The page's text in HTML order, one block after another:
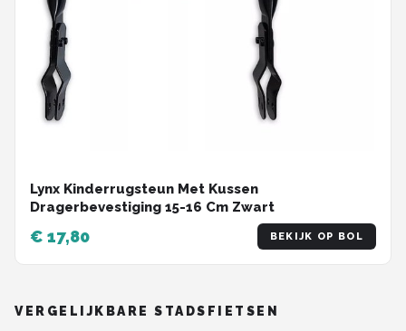
Lynx Kinderrugsteun Met Kussen
Dragerbevestiging 15-16 Cm Zwart
€ 17,80 BEKIJK OP BOL
VERGELIJKBARE STADSFIETSEN